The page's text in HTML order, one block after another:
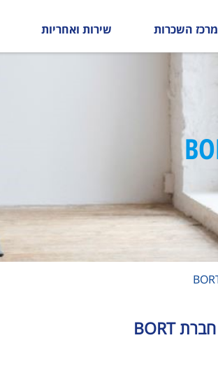
מרכז השכרות שירות ואחריות